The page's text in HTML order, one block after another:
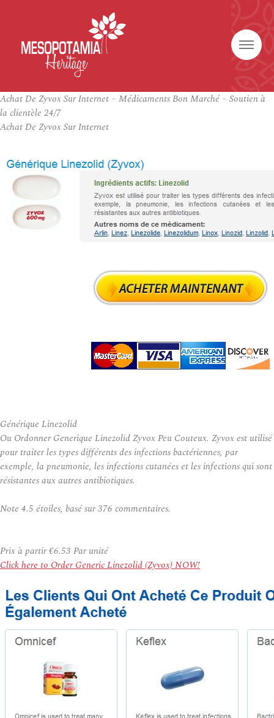
Achat De Zyvox Sur Internet – Médicaments Bon Marché – Soutien à
la clientèle 24/7
Achat De Zyvox Sur Internet
Générique Linezolid
Ou Ordonner Generique Linezolid Zyvox Peu Couteux. Zyvox est utilisé
pour traiter les types différents des infections bactériennes, par
exemple, la pneumonie, les infections cutanées et les infections qui sont
résistantes aux autres antibiotiques.
Note 4.5 étoiles, basé sur376 commentaires.
Prix à partir€6.53 Par unité
Click here to Order Generic Linezolid (Zyvox) NOW!